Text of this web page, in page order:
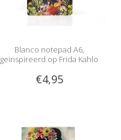
Blanco notepad A6,
geïnspireerd op Frida Kahlo
€4,95